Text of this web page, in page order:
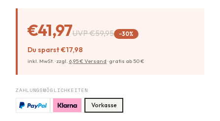
€41,97UVP€59,95 −30%
Du sparst€17,98
inkl. MwSt. ·zzgl. 6,95€ Versand ·gratis ab 50€
ZAHLUNGSMÖGLICHKEITEN
Vorkasse